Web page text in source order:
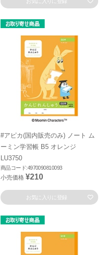
#アピカ(国内販売のみ) ノート ム
ーミン学習帳 B5 オレンジ
LU3750
商品コード:4970090810093
小売価格 ¥210
お気に入りに登録